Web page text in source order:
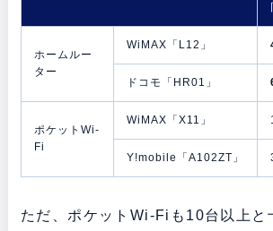
ホームルー
ター
WiMAX「L12」
ドコモ「HR01」
ポケットWi-
Fi
WiMAX「X11」
Y!mobile「A102ZT」
ただ、ポケットWi-Fiも10台以上と